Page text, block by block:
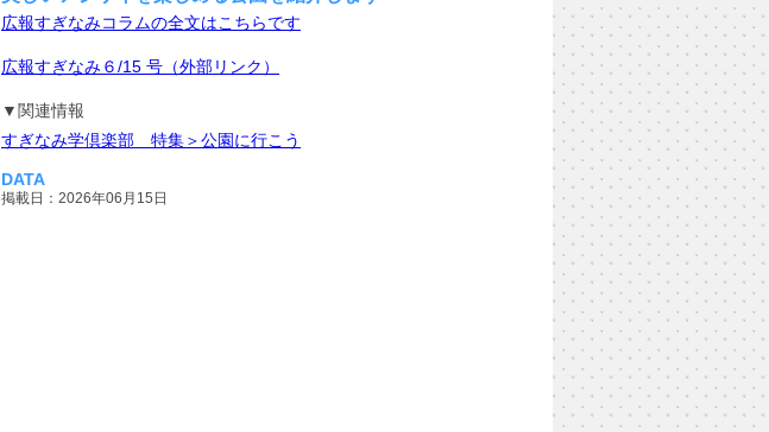
広報すぎなみコラムの全文はこちらです
広報すぎなみ６/15 号（外部リンク）
▼関連情報
すぎなみ学倶楽部 特集＞公園に行こう
DATA
掲載日：2026年06月15日